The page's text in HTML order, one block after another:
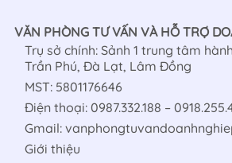
VĂN PHÒNG TƯ VẤN VÀ HỖ TRỢ
Trụ sở chính: Sảnh 1 trung tâm
Trần Phú, Đà Lạt, Lâm Đồng
MST: 5801176646
Điện thoại: 0987.332.188 –
Gmail:
Giới thiệu